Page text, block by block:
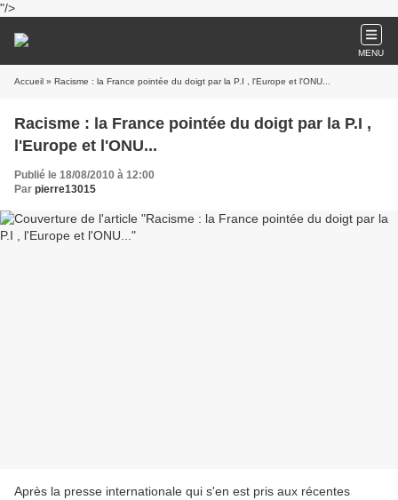
"/>
MENU
Accueil » Racisme : la France pointée du doigt par la P.I , l'Europe et l'ONU...
Racisme : la France pointée du doigt par la P.I ,
l'Europe et l'ONU...
Publié le 18/08/2010 à 12:00
Par pierre13015
Après la presse internationale qui s'en est pris aux récentes